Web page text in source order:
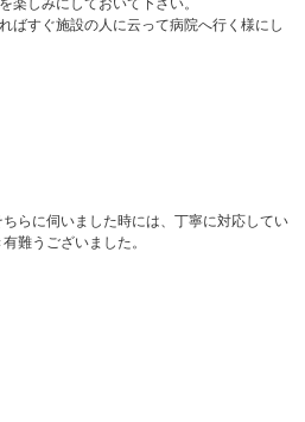
楽しみにしておいて下さい。
ばすぐ施設の人に云って病院へ行く様にし
ちらに伺いました時には、丁寧に対応してい
難うございました。